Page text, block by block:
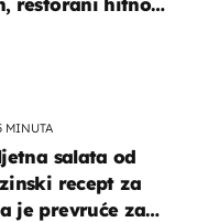
MINUTA
salata od
recept za
je prevruće za